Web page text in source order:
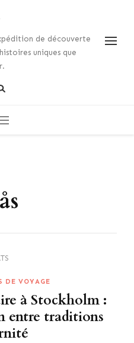
de découverte
uniques que
DE VOYAGE
à Stockholm :
entre traditions